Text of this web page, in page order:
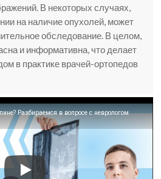
В некоторых случаях,
на наличие опухолей, может
обследование. В целом,
и информативна, что делает
в практике врачей-ортопедов
Разбираемся в вопросе с неврологом